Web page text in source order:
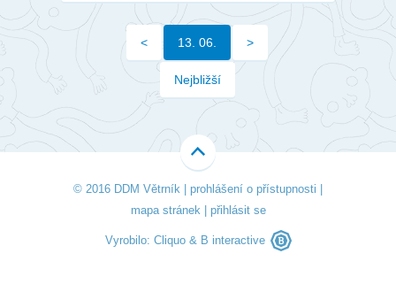
< 13. 06. >
Nejbližší
© 2016 DDM Větrník | prohlášení o přístupnosti
mapa stránek| přihlásit se
Vyrobilo: Cliquo& B interactive